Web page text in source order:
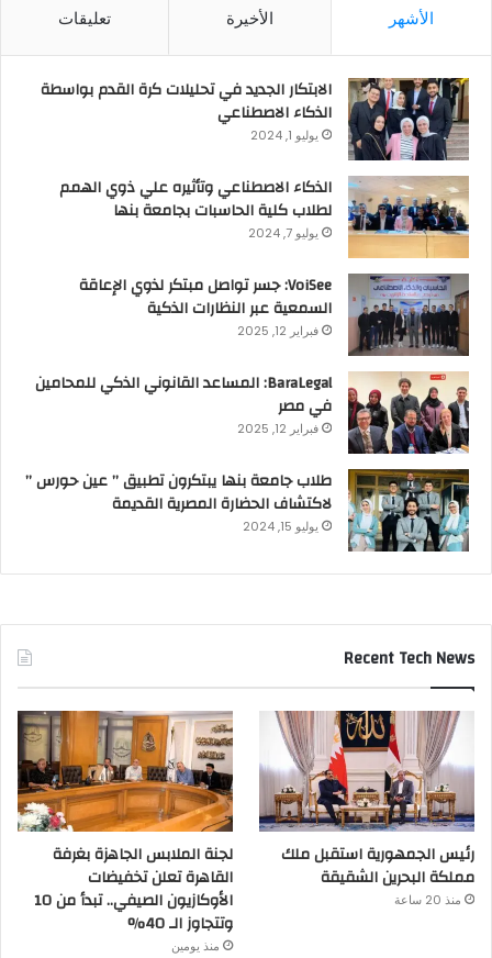
الأشهر الأخيرة تعليقات
الابتكار الجديد في تحليلات كرة القدم بواسطة
الذكاء الاصطناعي
يوليو 1, 2024
الذكاء الاصطناعي وتأثيره علي ذوي الهمم
لطلاب كلية الحاسبات بجامعة بنها
يوليو 7, 2024
VoiSee: جسر تواصل مبتكر لذوي الإعاقة
السمعية عبر النظارات الذكية
فبراير 12, 2025
BaraLegal: المساعد القانوني الذكي للمحامين
في مصر
فبراير 12, 2025
طلاب جامعة بنها يبتكرون تطبيق ” عين حورس ”
لاكتشاف الحضارة المصرية القديمة
يوليو 15, 2024
Recent Tech News
رئيس الجمهورية استقبل ملك
مملكة البحرين الشقيقة
منذ 20 ساعة
لجنة الملابس الجاهزة بغرفة
القاهرة تعلن تخفيضات
الأوكازيون الصيفي.. تبدأ من 10
وتتجاوز الـ 40%
منذ يومين